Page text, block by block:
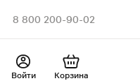
8 800 200-90-02
Войти Корзина